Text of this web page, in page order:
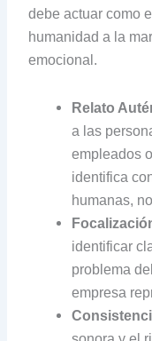
debe actuar como
humanidad a la
emocional.
Relato
a las
empleados
identifica
humanas,
identificar
problema
empresa